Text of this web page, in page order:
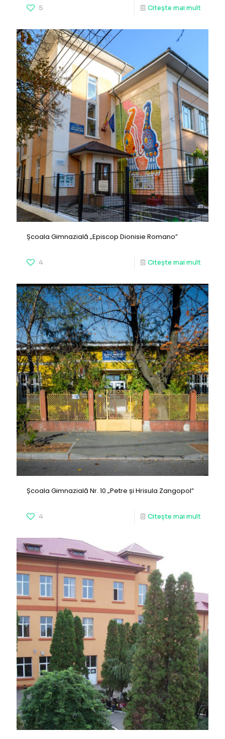
5 Citește mai mult
Școala Gimnazială „Episcop Dionisie Romano”
4 Citește mai mult
Școala Gimnazială Nr. 10 „Petre și Hrisula Zangopol”
4 Citește mai mult